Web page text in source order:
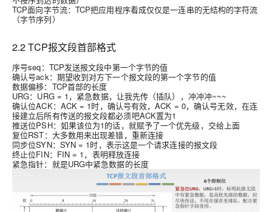
TCP面向字节流：TCP把应用程序看成仅仅是一连串的无结构的字符流
（字节序列）
2.2 TCP报文段首部格式
序号seq：TCP发送报文段中第一个字节的值
确认号ack：期望收到对方下一个报文段的第一个字节的值
数据偏移：TCP首部的长度
URG：URG = 1，紧急数据，让我先传（插队），冲冲冲~~~
确认位ACK：ACK = 1时，确认号有效，ACK = 0，确认号无效，在连
接建立后所有传送的报文段都必须吧ACK置为1
推送位PSH：如果该位为1的话，就赋予了一个优先级，交给上面
复位RST：大多数用来出现差错，重新连接
同步位SYN：SYN = 1时，表示这是一个请求连接的报文段
终止位FIN：FIN = 1，表明释放连接
紧急指针：就是URG中紧急数据的长度